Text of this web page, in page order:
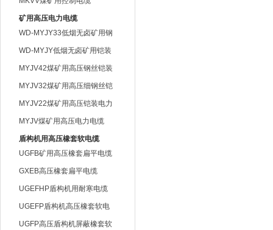
矿用高压电力电缆
WD-MYJY33低烟无卤矿用钢
丝铠装电缆
WD-MYJY低烟无卤矿用铠装
电力电缆
MYJV42煤矿用高压钢丝铠装
电力电缆
MYJV32煤矿用高压细钢丝铠
装电力电缆
MYJV22煤矿用高压铠装电力
电缆
MYJV煤矿用高压电力电缆
盾构机用高压橡套软电缆
UGFB矿用高压橡套扁平电缆
GXEB高压橡套扁平电缆
UGEFHP盾构机用耐寒电缆
UGEFP盾构机高压橡套软电
缆
UGFP高压盾构机屏蔽橡套软